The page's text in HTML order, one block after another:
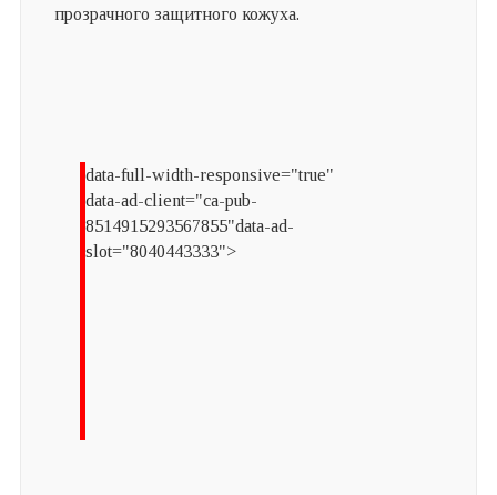
прозрачного защитного кожуха.
data-full-width-responsive="true"
data-ad-client="ca-pub-
8514915293567855"data-ad-
slot="8040443333">